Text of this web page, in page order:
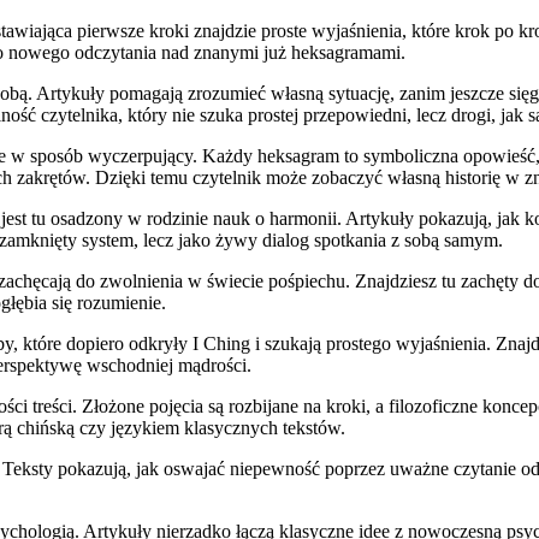
pierwsze kroki znajdzie proste wyjaśnienia, które krok po
odczytania nad znanymi już heksagramami.
Artykuły pomagają zrozumieć własną sytuację, zanim jeszcze
czytelnika, który nie szuka prostej przepowiedni, lecz drogi, jak
sposób wyczerpujący. Każdy heksagram to symboliczna
Dzięki temu czytelnik może zobaczyć własną historię w
tu osadzony w rodzinie nauk o harmonii. Artykuły pokazują, jak
system, lecz jako żywy dialog spotkania z sobą samym.
do zwolnienia w świecie pośpiechu. Znajdziesz tu zachęty
się rozumienie.
które dopiero odkryły I Ching i szukają prostego wyjaśnienia.
wschodniej mądrości.
treści. Złożone pojęcia są rozbijane na kroki, a filozoficzne
chińską czy językiem klasycznych tekstów.
pokazują, jak oswajać niepewność poprzez uważne czytanie
Artykuły nierzadko łączą klasyczne idee z nowoczesną